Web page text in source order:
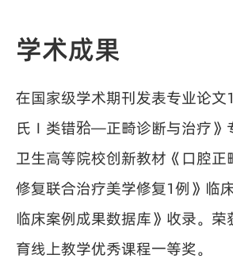
学术成果
在国家级学术期刊发表专业论文
氏Ⅰ类错𬌗—正畸诊断与治疗》
卫生高等院校创新教材《口腔
修复联合治疗美学修复1例》临
临床案例成果数据库》收录。荣
育线上教学优秀课程一等奖。